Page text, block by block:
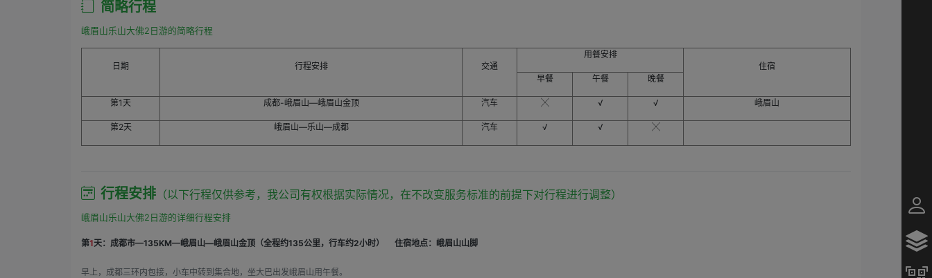
简略行程
峨眉山乐山大佛2日游的简略行程
日期 行程安排 交通
用餐安排
住宿
早餐
午餐 晚餐
第1天 成都-峨眉山—峨眉山金顶 汽车 ╳ √ √ 峨眉山
第2天 峨眉山—乐山—成都 汽车 √ √ ╳
行程安排 （以下行程仅供参考，我公司有权根据实际情况，在不改变服务标准的前提下对行程进行调整）
峨眉山乐山大佛2日游的详细行程安排
第1天：成都市—135KM—峨眉山—峨眉山金顶（全程约135公里，行车约2小时） 住宿地点：峨眉山山脚
早上，成都三环内包接，小车中转到集合地，坐大巴出发峨眉山用午餐。